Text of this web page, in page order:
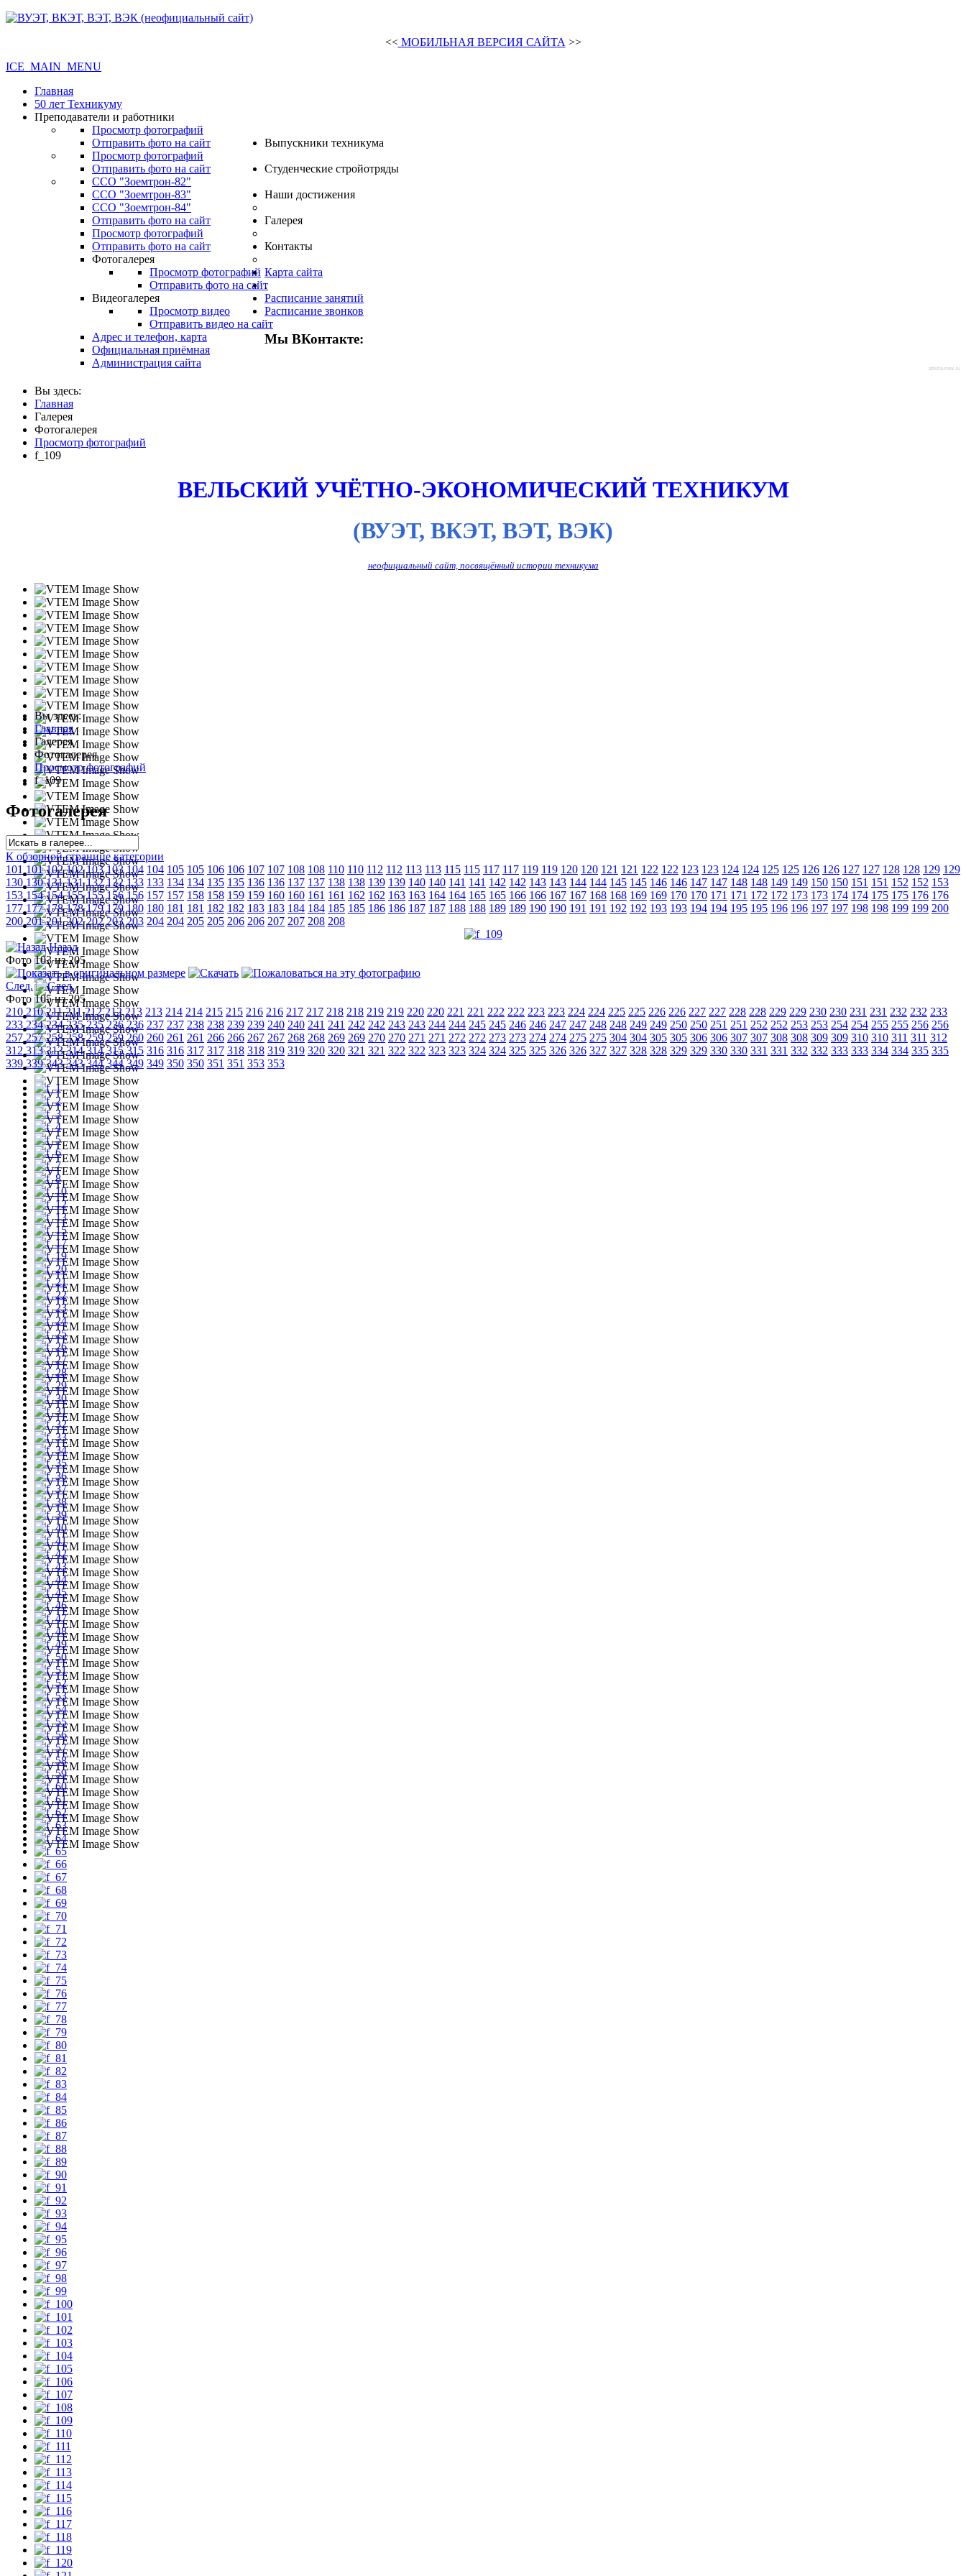
<<МОБИЛЬНАЯ ВЕРСИЯ САЙТА >>
ICE_MAIN_MENU
Главная
50 лет Техникуму
Преподаватели и работники
Просмотр фотографий
Отправить фото на сайт
Выпускники техникума
Просмотр фотографий
Отправить фото на сайт
Студенческие стройотряды
ССО "Зоемтрон-82"
ССО "Зоемтрон-83"
ССО "Зоемтрон-84"
Отправить фото на сайт
Наши достижения
Просмотр фотографий
Отправить фото на сайт
Галерея
Фотогалерея
Просмотр фотографий
Отправить фото на сайт
Видеогалерея
Просмотр видео
Отправить видео на сайт
Контакты
Адрес и телефон, карта
Официальная приёмная
Администрация сайта
Карта сайта
.
Расписание занятий
Расписание звонков
Мы ВКонтакте:
afisha-msk.ru
Вы здесь:
Главная
Галерея
Фотогалерея
Просмотр фотографий
f_109
ВЕЛЬСКИЙ УЧЁТНО-ЭКОНОМИЧЕСКИЙ ТЕХНИКУМ
(ВУЭТ, ВКЭТ, ВЭТ, ВЭК)
неофициальный сайт, посвящённый истории техникума
Вы здесь:
Главная
Галерея
Фотогалерея
Просмотр фотографий
f_109
Фотогалерея
К обзорной странице категории
101 101 102 102 103 103 104 104 105 105 106 106 107 107 108 108 110 110 112 112 113 113 115 115 117 117 119 119 120 120 121 121 122 122 123 123 124 124 125 125 126 126 127 127 128 128 129 129
130 130 131 131 132 132 133 133 134 134 135 135 136 136 137 137 138 138 139 139 140 140 141 141 142 142 143 143 144 144 145 145 146 146 147 147 148 148 149 149 150 150 151 151 152 152 153
153 154 154 155 155 156 156 157 157 158 158 159 159 160 160 161 161 162 162 163 163 164 164 165 165 166 166 167 167 168 168 169 169 170 170 171 171 172 172 173 173 174 174 175 175 176 176
177 177 178 178 179 179 180 180 181 181 182 182 183 183 184 184 185 185 186 186 187 187 188 188 189 189 190 190 191 191 192 192 193 193 194 194 195 195 196 196 197 197 198 198 199 199 200
200 201 201 202 202 203 203 204 204 205 205 206 206 207 207 208 208
Назад
Фото 103 из 205
След.
Фото 105 из 205
210 210 211 211 212 212 213 213 214 214 215 215 216 216 217 217 218 218 219 219 220 220 221 221 222 222 223 223 224 224 225 225 226 226 227 227 228 228 229 229 230 230 231 231 232 232 233
233 234 234 235 235 236 236 237 237 238 238 239 239 240 240 241 241 242 242 243 243 244 244 245 245 246 246 247 247 248 248 249 249 250 250 251 251 252 252 253 253 254 254 255 255 256 256
257 257 258 258 259 259 260 260 261 261 266 266 267 267 268 268 269 269 270 270 271 271 272 272 273 273 274 274 275 275 304 304 305 305 306 306 307 307 308 308 309 309 310 310 311 311 312
312 313 313 314 314 315 315 316 316 317 317 318 318 319 319 320 320 321 321 322 322 323 323 324 324 325 325 326 326 327 327 328 328 329 329 330 330 331 331 332 332 333 333 334 334 335 335
339 339 343 343 344 344 349 349 350 350 351 351 353 353